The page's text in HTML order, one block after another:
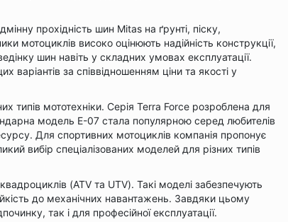
прохідність шин Mitas на ґрунті, піску,
мотоциклів високо оцінюють надійність конструкції,
шин навіть у складних умовах експлуатації.
за співвідношенням ціни та якості у
типів мототехніки. Серія Terra Force розроблена для
модель E-07 стала популярною серед любителів
Для спортивних мотоциклів компанія пропонує
вибір спеціалізованих моделей для різних типів
(ATV та UTV). Такі моделі забезпечують
до механічних навантажень. Завдяки цьому
так і для професійної експлуатації.